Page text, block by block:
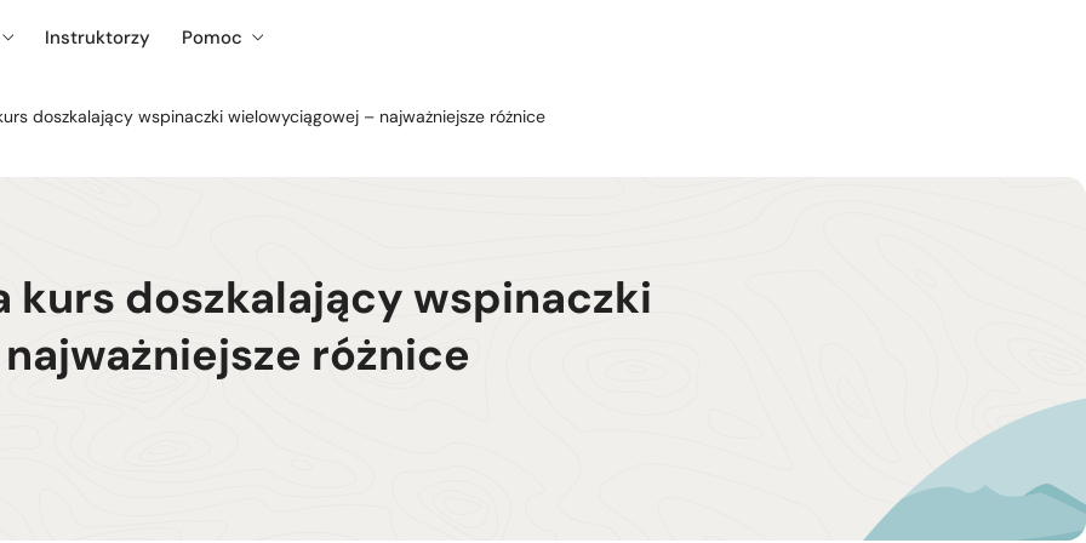
Instruktorzy Pomoc
doszkalający wspinaczki wielowyciągowej – najważniejsze różnice
kurs doszkalający wspinaczki
różnice